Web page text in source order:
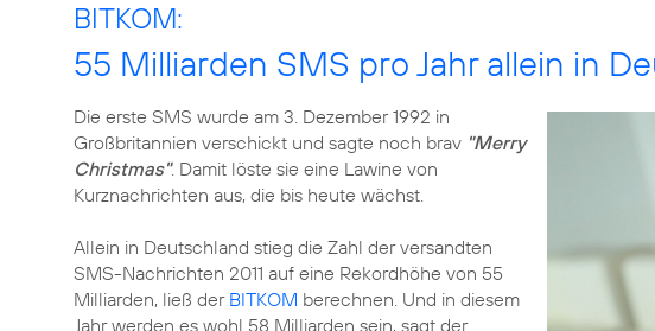
BITKOM:
55 Milliarden SMS pro Jahr allein in
Die erste SMS wurde am 3. Dezember 1992 in
Großbritannien verschickt und sagte noch brav "Merry
Christmas". Damit löste sie eine Lawine von
Kurznachrichten aus, die bis heute wächst.
Allein in Deutschland stieg die Zahl der versandten
SMS-Nachrichten 2011 auf eine Rekordhöhe von 55
Milliarden, ließ der BITKOM berechnen. Und in diesem
Jahr werden es wohl 58 Milliarden sein, sagt der